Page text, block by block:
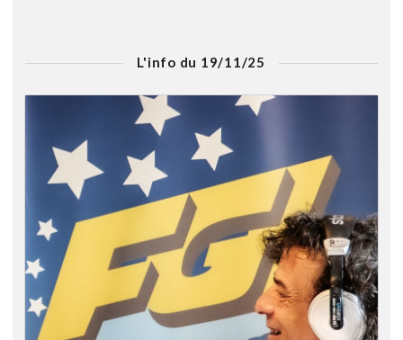
L'info du 19/11/25